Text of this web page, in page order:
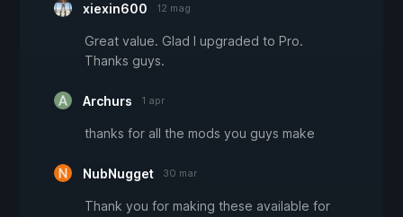
xiexin600 12 mag
Great value. Glad I upgraded to Pro.
Thanks guys.
Archurs 1 apr
thanks for all the mods you guys make
NubNugget 30 mar
Thank you for making these available for